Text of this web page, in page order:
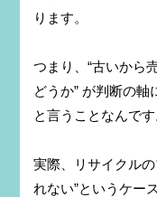
ります。
つまり、“古いから
どうか” が判断の軸
と言うことなんです
実際、リサイクル
れない”というケー